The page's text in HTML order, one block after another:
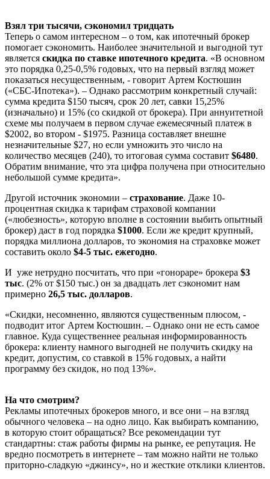
Взял три тысячи, сэкономил тридцать
Теперь о самом интересном – о том, как ипотечный брокер
помогает сэкономить. Наиболее значительной и выгодной тут
является скидка по ставке ипотечного кредита. «В основном
это порядка 0,25-0,5% годовых, что на первый взгляд может
показаться несущественным, - говорит Артем Костюшин
(«СБС-Ипотека»). – Однако рассмотрим конкретный случай:
сумма кредита $150 тысяч, срок 20 лет, савки 15,25%
(изначально) и 15% (со скидкой от брокера). При аннуитетной
схеме мы получаем в первом случае ежемесячный платеж в
$2002, во втором - $1975. Разница составляет внешне
незначительные $27, но если умножить это число на
количество месяцев (240), то итоговая сумма составит $6480.
Обратим внимание, что эта цифра получена при относительно
небольшой сумме кредита».
Другой источник экономии – страхование. Даже 10-
процентная скидка к тарифам страховой компании
(«любезность», которую вполне в состоянии выбить опытный
брокер) даст в год порядка $1000. Если же кредит крупный,
порядка миллиона долларов, то экономия на страховке может
составить около $4-5 тыс. ежегодно.
И уже нетрудно посчитать, что при «гонораре» брокера $3
тыс. (2% от $150 тыс.) он за двадцать лет сэкономит нам
примерно 26,5 тыс. долларов.
«Скидки, несомненно, являются существенным плюсом, -
подводит итог Артем Костюшин. – Однако они не есть самое
главное. Куда существеннее реальная информированность
брокера: клиенту намного выгодней не получить скидку на
кредит, допустим, со ставкой в 15% годовых, а найти
программу без скидок, но под 13%».
На что смотрим?
Рекламы ипотечных брокеров много, и все они – на взгляд
обычного человека – на одно лицо. Как выбирать компанию,
в которую стоит обращаться? Все рекомендации тут
стандартны: стаж работы фирмы на рынке, ее репутация. Не
вредно посмотреть в интернете – там можно найти не только
приторно-сладкую «джинсу», но и жесткие отклики клиентов.